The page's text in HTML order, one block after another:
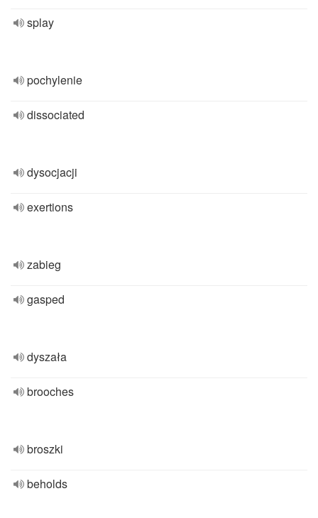
splay
pochylenie
dissociated
dysocjacji
exertions
zabieg
gasped
dyszała
brooches
broszki
beholds